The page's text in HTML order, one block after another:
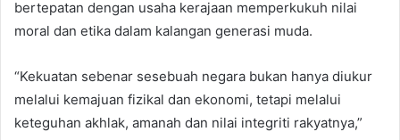
bertepatan dengan usaha kerajaan memperkukuh nilai
moral dan etika dalam kalangan generasi muda.
“Kekuatan sebenar sesebuah negara bukan hanya diukur
melalui kemajuan fizikal dan ekonomi, tetapi melalui
keteguhan akhlak, amanah dan nilai integriti rakyatnya,”